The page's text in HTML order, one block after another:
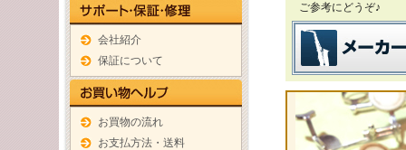
会社紹介
保証について
お買物の流れ
お支払方法・送料
ご参考にどうぞ♪